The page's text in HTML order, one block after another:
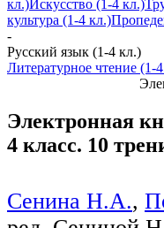
кл.)Искусство (1-4 кл.)
культура (1-4 кл.)
-
Русский язык (1-4 кл.)
Литературное чтение (1-
Электронная
4 класс. 10
Сенина Н.А.,